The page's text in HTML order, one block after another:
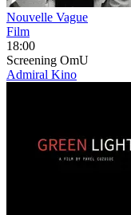
Nouvelle Vague
Film
18:00
Screening OmU
Admiral Kino